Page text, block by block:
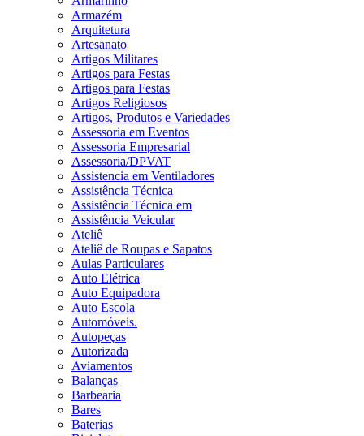
Armazém
Arquitetura
Artesanato
Artigos Militares
Artigos para Festas
Artigos para Festas
Artigos Religiosos
Artigos, Produtos e Variedades
Assessoria em Eventos
Assessoria Empresarial
Assessoria/DPVAT
Assistencia em Ventiladores
Assistência Técnica
Assistência Técnica em
Assistência Veicular
Ateliê
Ateliê de Roupas e Sapatos
Aulas Particulares
Auto Elétrica
Auto Equipadora
Auto Escola
Automóveis.
Autopeças
Autorizada
Aviamentos
Balanças
Barbearia
Bares
Baterias